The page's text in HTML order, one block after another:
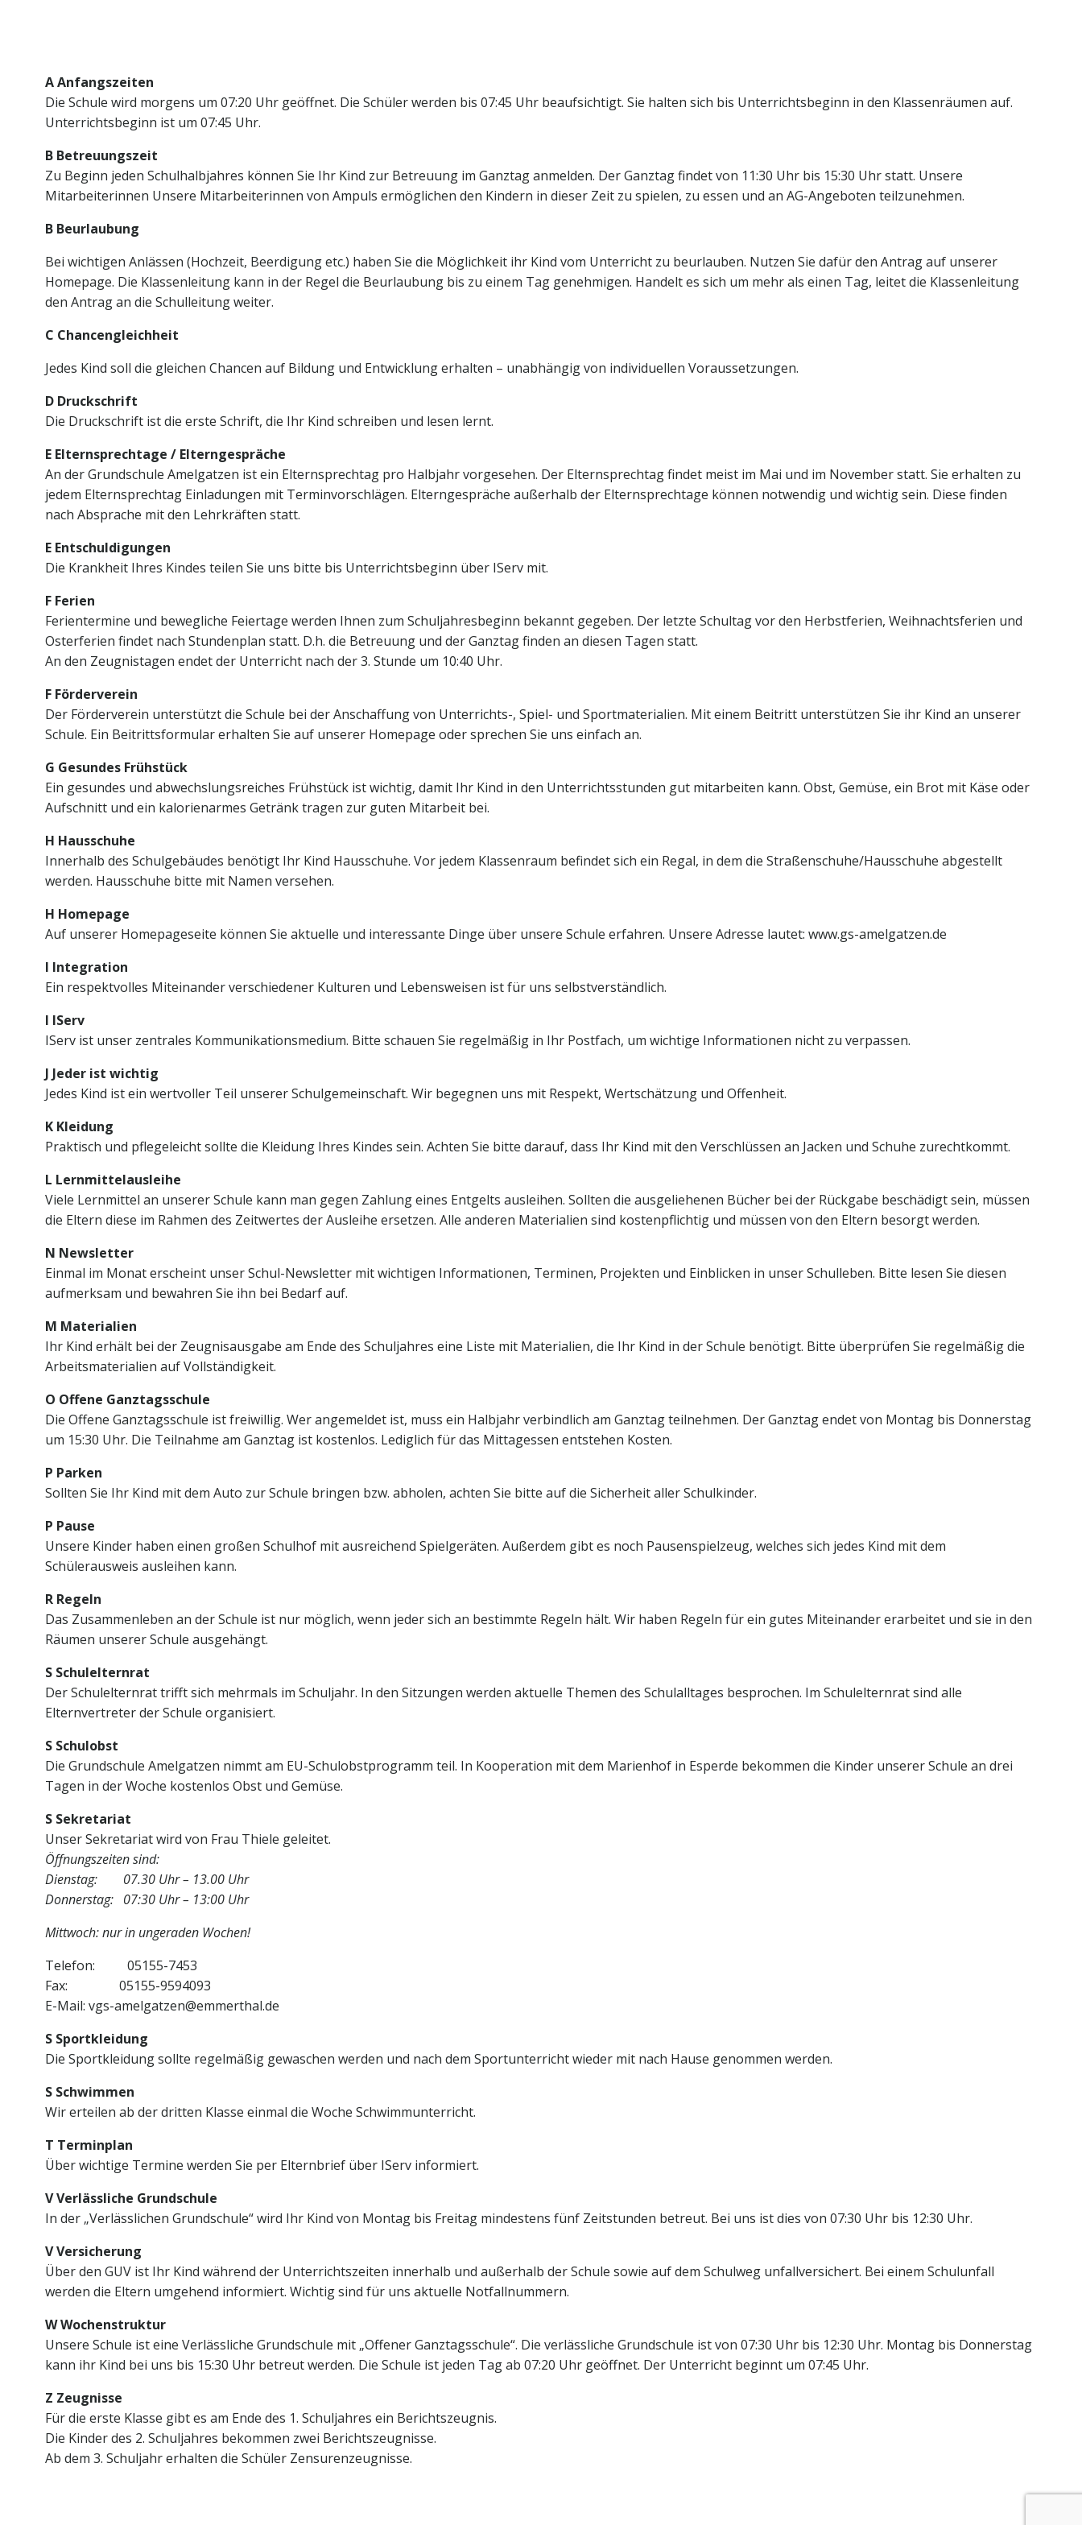
A Anfangszeiten
Die Schule wird morgens um 07:20 Uhr geöffnet. Die Schüler werden bis 07:45 Uhr beaufsichtigt. Sie halten sich bis Unterrichtsbeginn in den Klassenräumen auf.
Unterrichtsbeginn ist um 07:45 Uhr.
B Betreuungszeit
Zu Beginn jeden Schulhalbjahres können Sie Ihr Kind zur Betreuung im Ganztag anmelden. Der Ganztag findet von 11:30 Uhr bis 15:30 Uhr statt. Unsere
Mitarbeiterinnen Unsere Mitarbeiterinnen von Ampuls ermöglichen den Kindern in dieser Zeit zu spielen, zu essen und an AG-Angeboten teilzunehmen.
B Beurlaubung
Bei wichtigen Anlässen (Hochzeit, Beerdigung etc.) haben Sie die Möglichkeit ihr Kind vom Unterricht zu beurlauben. Nutzen Sie dafür den Antrag auf unserer
Homepage. Die Klassenleitung kann in der Regel die Beurlaubung bis zu einem Tag genehmigen. Handelt es sich um mehr als einen Tag, leitet die Klassenleitung
den Antrag an die Schulleitung weiter.
C Chancengleichheit
Jedes Kind soll die gleichen Chancen auf Bildung und Entwicklung erhalten – unabhängig von individuellen Voraussetzungen.
D Druckschrift
Die Druckschrift ist die erste Schrift, die Ihr Kind schreiben und lesen lernt.
E Elternsprechtage / Elterngespräche
An der Grundschule Amelgatzen ist ein Elternsprechtag pro Halbjahr vorgesehen. Der Elternsprechtag findet meist im Mai und im November statt. Sie erhalten zu
jedem Elternsprechtag Einladungen mit Terminvorschlägen. Elterngespräche außerhalb der Elternsprechtage können notwendig und wichtig sein. Diese finden
nach Absprache mit den Lehrkräften statt.
E Entschuldigungen
Die Krankheit Ihres Kindes teilen Sie uns bitte bis Unterrichtsbeginn über IServ mit.
F Ferien
Ferientermine und bewegliche Feiertage werden Ihnen zum Schuljahresbeginn bekannt gegeben. Der letzte Schultag vor den Herbstferien, Weihnachtsferien und
Osterferien findet nach Stundenplan statt. D.h. die Betreuung und der Ganztag finden an diesen Tagen statt.
An den Zeugnistagen endet der Unterricht nach der 3. Stunde um 10:40 Uhr.
F Förderverein
Der Förderverein unterstützt die Schule bei der Anschaffung von Unterrichts-, Spiel- und Sportmaterialien. Mit einem Beitritt unterstützen Sie ihr Kind an unserer
Schule. Ein Beitrittsformular erhalten Sie auf unserer Homepage oder sprechen Sie uns einfach an.
G Gesundes Frühstück
Ein gesundes und abwechslungsreiches Frühstück ist wichtig, damit Ihr Kind in den Unterrichtsstunden gut mitarbeiten kann. Obst, Gemüse, ein Brot mit Käse oder
Aufschnitt und ein kalorienarmes Getränk tragen zur guten Mitarbeit bei.
H Hausschuhe
Innerhalb des Schulgebäudes benötigt Ihr Kind Hausschuhe. Vor jedem Klassenraum befindet sich ein Regal, in dem die Straßenschuhe/Hausschuhe abgestellt
werden. Hausschuhe bitte mit Namen versehen.
H Homepage
Auf unserer Homepageseite können Sie aktuelle und interessante Dinge über unsere Schule erfahren. Unsere Adresse lautet: www.gs-amelgatzen.de
I Integration
Ein respektvolles Miteinander verschiedener Kulturen und Lebensweisen ist für uns selbstverständlich.
I IServ
IServ ist unser zentrales Kommunikationsmedium. Bitte schauen Sie regelmäßig in Ihr Postfach, um wichtige Informationen nicht zu verpassen.
J Jeder ist wichtig
Jedes Kind ist ein wertvoller Teil unserer Schulgemeinschaft. Wir begegnen uns mit Respekt, Wertschätzung und Offenheit.
K Kleidung
Praktisch und pflegeleicht sollte die Kleidung Ihres Kindes sein. Achten Sie bitte darauf, dass Ihr Kind mit den Verschlüssen an Jacken und Schuhe zurechtkommt.
L Lernmittelausleihe
Viele Lernmittel an unserer Schule kann man gegen Zahlung eines Entgelts ausleihen. Sollten die ausgeliehenen Bücher bei der Rückgabe beschädigt sein, müssen
die Eltern diese im Rahmen des Zeitwertes der Ausleihe ersetzen. Alle anderen Materialien sind kostenpflichtig und müssen von den Eltern besorgt werden.
N Newsletter
Einmal im Monat erscheint unser Schul-Newsletter mit wichtigen Informationen, Terminen, Projekten und Einblicken in unser Schulleben. Bitte lesen Sie diesen
aufmerksam und bewahren Sie ihn bei Bedarf auf.
M Materialien
Ihr Kind erhält bei der Zeugnisausgabe am Ende des Schuljahres eine Liste mit Materialien, die Ihr Kind in der Schule benötigt. Bitte überprüfen Sie regelmäßig die
Arbeitsmaterialien auf Vollständigkeit.
O Offene Ganztagsschule
Die Offene Ganztagsschule ist freiwillig. Wer angemeldet ist, muss ein Halbjahr verbindlich am Ganztag teilnehmen. Der Ganztag endet von Montag bis Donnerstag
um 15:30 Uhr. Die Teilnahme am Ganztag ist kostenlos. Lediglich für das Mittagessen entstehen Kosten.
P Parken
Sollten Sie Ihr Kind mit dem Auto zur Schule bringen bzw. abholen, achten Sie bitte auf die Sicherheit aller Schulkinder.
P Pause
Unsere Kinder haben einen großen Schulhof mit ausreichend Spielgeräten. Außerdem gibt es noch Pausenspielzeug, welches sich jedes Kind mit dem
Schülerausweis ausleihen kann.
R Regeln
Das Zusammenleben an der Schule ist nur möglich, wenn jeder sich an bestimmte Regeln hält. Wir haben Regeln für ein gutes Miteinander erarbeitet und sie in den
Räumen unserer Schule ausgehängt.
S Schulelternrat
Der Schulelternrat trifft sich mehrmals im Schuljahr. In den Sitzungen werden aktuelle Themen des Schulalltages besprochen. Im Schulelternrat sind alle
Elternvertreter der Schule organisiert.
S Schulobst
Die Grundschule Amelgatzen nimmt am EU-Schulobstprogramm teil. In Kooperation mit dem Marienhof in Esperde bekommen die Kinder unserer Schule an drei
Tagen in der Woche kostenlos Obst und Gemüse.
S Sekretariat
Unser Sekretariat wird von Frau Thiele geleitet.
Öffnungszeiten sind:
Dienstag: 07.30 Uhr – 13.00 Uhr
Donnerstag: 07:30 Uhr – 13:00 Uhr
Mittwoch: nur in ungeraden Wochen!
Telefon: 05155-7453
Fax: 05155-9594093
E-Mail: vgs-amelgatzen@emmerthal.de
S Sportkleidung
Die Sportkleidung sollte regelmäßig gewaschen werden und nach dem Sportunterricht wieder mit nach Hause genommen werden.
S Schwimmen
Wir erteilen ab der dritten Klasse einmal die Woche Schwimmunterricht.
T Terminplan
Über wichtige Termine werden Sie per Elternbrief über IServ informiert.
V Verlässliche Grundschule
In der „Verlässlichen Grundschule“ wird Ihr Kind von Montag bis Freitag mindestens fünf Zeitstunden betreut. Bei uns ist dies von 07:30 Uhr bis 12:30 Uhr.
V Versicherung
Über den GUV ist Ihr Kind während der Unterrichtszeiten innerhalb und außerhalb der Schule sowie auf dem Schulweg unfallversichert. Bei einem Schulunfall
werden die Eltern umgehend informiert. Wichtig sind für uns aktuelle Notfallnummern.
W Wochenstruktur
Unsere Schule ist eine Verlässliche Grundschule mit „Offener Ganztagsschule“. Die verlässliche Grundschule ist von 07:30 Uhr bis 12:30 Uhr. Montag bis Donnerstag
kann ihr Kind bei uns bis 15:30 Uhr betreut werden. Die Schule ist jeden Tag ab 07:20 Uhr geöffnet. Der Unterricht beginnt um 07:45 Uhr.
Z Zeugnisse
Für die erste Klasse gibt es am Ende des 1. Schuljahres ein Berichtszeugnis.
Die Kinder des 2. Schuljahres bekommen zwei Berichtszeugnisse.
Ab dem 3. Schuljahr erhalten die Schüler Zensurenzeugnisse.